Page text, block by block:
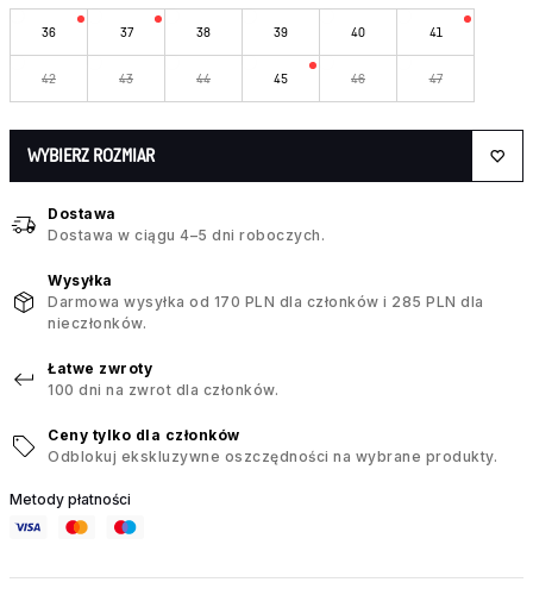
36 37 38 39 40 41
42 43 44 45 46 47
WYBIERZ ROZMIAR
Dostawa
Dostawa w ciągu 4–5 dni roboczych.
Wysyłka
Darmowa wysyłka od 170 PLN dla członków i 285 PLN dla
nieczłonków.
Łatwe zwroty
100 dni na zwrot dla członków.
Ceny tylko dla członków
Odblokuj ekskluzywne oszczędności na wybrane produkty.
Metody płatności